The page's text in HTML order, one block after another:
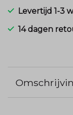
Levertijd 1-3
14 dagen